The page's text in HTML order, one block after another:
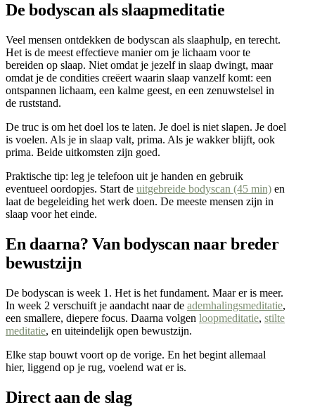
De bodyscan als slaapmeditatie
Veel mensen ontdekken de bodyscan als slaaphulp, en terecht.
Het is de meest effectieve manier om je lichaam voor te
bereiden op slaap. Niet omdat je jezelf in slaap dwingt, maar
omdat je de condities creëert waarin slaap vanzelf komt: een
ontspannen lichaam, een kalme geest, en een zenuwstelsel in
de ruststand.
De truc is om het doel los te laten. Je doel is niet slapen. Je doel
is voelen. Als je in slaap valt, prima. Als je wakker blijft, ook
prima. Beide uitkomsten zijn goed.
Praktische tip: leg je telefoon uit je handen en gebruik
eventueel oordopjes. Start de uitgebreide bodyscan (45 min) en
laat de begeleiding het werk doen. De meeste mensen zijn in
slaap voor het einde.
En daarna? Van bodyscan naar breder
bewustzijn
De bodyscan is week 1. Het is het fundament. Maar er is meer.
In week 2 verschuift je aandacht naar de ademhalingsmeditatie,
een smallere, diepere focus. Daarna volgen loopmeditatie, stilte
meditatie, en uiteindelijk open bewustzijn.
Elke stap bouwt voort op de vorige. En het begint allemaal
hier, liggend op je rug, voelend wat er is.
Direct aan de slag